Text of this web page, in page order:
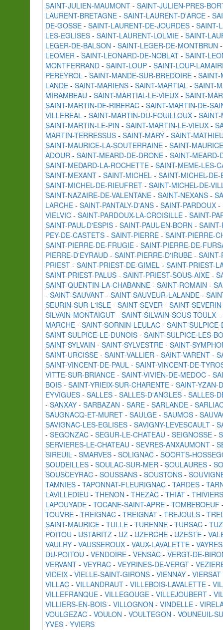
SAINT-JULIEN-MAUMONT - SAINT-JULIEN-PRES-
LAURENT-BRETAGNE - SAINT-LAURENT-D'ARCE -
DE-GOSSE - SAINT-LAURENT-DE-JOURDES - SAINT-
LES-EGLISES - SAINT-LAURENT-LOLMIE - SAINT-
LEGER-DE-BALSON - SAINT-LEGER-DE-MONTBRUN
LEOMER - SAINT-LEONARD-DE-NOBLAT - SAINT-
MONTFERRAND - SAINT-LOUP - SAINT-LOUP-
PEREYROL - SAINT-MANDE-SUR-BREDOIRE - SAINT-
LANDE - SAINT-MARIENS - SAINT-MARTIAL - SAINT-
MIRAMBEAU - SAINT-MARTIAL-LE-VIEUX - SAINT-
SAINT-MARTIN-DE-RIBERAC - SAINT-MARTIN-DE-
VILLEREAL - SAINT-MARTIN-DU-FOUILLOUX -
SAINT-MARTIN-LE-PIN - SAINT-MARTIN-LE-VIEUX -
MARTIN-TERRESSUS - SAINT-MARY - SAINT-
SAINT-MAURICE-LA-SOUTERRAINE - SAINT-
ADOUR - SAINT-MEARD-DE-DRONE - SAINT-MEARD-
SAINT-MEDARD-LA-ROCHETTE - SAINT-MEME-LES-
SAINT-MEXANT - SAINT-MICHEL - SAINT-MICHEL-DE-
SAINT-MICHEL-DE-RIEUFRET - SAINT-MICHEL-DE-
SAINT-NAZAIRE-DE-VALENTANE - SAINT-NEXANS -
LARCHE - SAINT-PANTALY-D'ANS - SAINT-PARDOUX -
VIELVIC - SAINT-PARDOUX-LA-CROISILLE - SAINT-
SAINT-PAUL-D'ESPIS - SAINT-PAUL-EN-BORN -
PEY-DE-CASTETS - SAINT-PIERRE - SAINT-PIERRE-
SAINT-PIERRE-DE-FRUGIE - SAINT-PIERRE-DE-
PIERRE-D'EYRAUD - SAINT-PIERRE-D'IRUBE -
PRIEST - SAINT-PRIEST-DE-GIMEL - SAINT-PRIEST-
SAINT-PRIEST-PALUS - SAINT-PRIEST-SOUS-AIXE -
SAINT-QUENTIN-LA-CHABANNE - SAINT-ROMAIN -
- SAINT-SAUVANT - SAINT-SAUVEUR-LALANDE -
SEURIN-SUR-L'ISLE - SAINT-SEVER - SAINT-SEVERIN
SILVAIN-MONTAIGUT - SAINT-SILVAIN-SOUS-TOULX -
MARCHE - SAINT-SORNIN-LEULAC - SAINT-
SAINT-SULPICE-LE-DUNOIS - SAINT-SULPICE-LES-
SAINT-SYLVAIN - SAINT-SYLVESTRE - SAINT-
SAINT-URCISSE - SAINT-VALLIER - SAINT-VARENT -
SAINT-VINCENT-DE-PAUL - SAINT-VINCENT-DE-
VITTE-SUR-BRIANCE - SAINT-VIVIEN-DE-MEDOC -
BOIS - SAINT-YRIEIX-SUR-CHARENTE - SAINT-YZAN-
EYVIGUES - SALLES - SALLES-D'ANGLES - SALLES-
- SANXAY - SARBAZAN - SARE - SARLANDE -
SAUGNACQ-ET-MURET - SAULGE - SAUMOS -
SAVIGNAC-LES-EGLISES - SAVIGNY-LEVESCAULT -
- SEGONZAC - SEGUR-LE-CHATEAU - SEIGNOSSE -
SERVIERES-LE-CHATEAU - SEVRES-ANXAUMONT -
SIREUIL - SMARVES - SOLIGNAC - SOORTS-
SOUDEILLES - SOULAC-SUR-MER - SOULAURES -
SOUSCEYRAC - SOUSSANS - SOUSTONS -
TAMNIES - TAPONNAT-FLEURIGNAC - TARDES -
LAVILLEDIEU - THENON - THEZAC - THIAT - THIVIERS
LAPOUYADE - TOCANE-SAINT-APRE - TOMBEBOEUF
TOUVRE - TREIGNAC - TREIGNAT - TREJOULS -
SAINT-MAURICE - TULLE - TURENNE - TURSAC -
POITOU - USTARITZ - UZ - UZERCHE - UZESTE -
VAULRY - VAUSSEROUX - VAUX-LAVALETTE - VAYRES
DU-POITOU - VENDOIRE - VENSAC - VERGT-DE-
VERVANT - VEYRAC - VEYRINES-DE-VERGT -
VIDEIX - VIELLE-SAINT-GIRONS - VIENNAY - VIERSAT
VILLAC - VILLANDRAUT - VILLEBOIS-LAVALETTE -
VILLEFRANQUE - VILLEGOUGE - VILLEJOUBERT -
VILLIERS-EN-BOIS - VILLOGNON - VINDELLE -
VOULGEZAC - VOULON - VOULTEGON - VOUNEUIL-
YVES - YVIERS